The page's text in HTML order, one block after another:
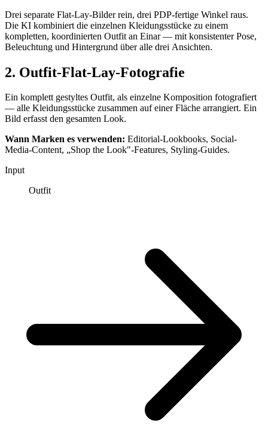
Drei separate Flat-Lay-Bilder rein, drei PDP-fertige Winkel raus.
Die KI kombiniert die einzelnen Kleidungsstücke zu einem
kompletten, koordinierten Outfit an Einar — mit konsistenter Pose,
Beleuchtung und Hintergrund über alle drei Ansichten.
2. Outfit-Flat-Lay-Fotografie
Ein komplett gestyltes Outfit, als einzelne Komposition fotografiert
— alle Kleidungsstücke zusammen auf einer Fläche arrangiert. Ein
Bild erfasst den gesamten Look.
Wann Marken es verwenden: Editorial-Lookbooks, Social-
Media-Content, „Shop the Look"-Features, Styling-Guides.
Input
Outfit